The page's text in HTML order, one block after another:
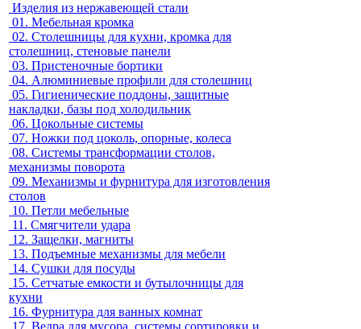
Изделия из нержавеющей стали
01. Мебельная кромка
02. Столешницы для кухни, кромка для
столешниц, стеновые панели
03. Пристеночные бортики
04. Алюминиевые профили для столешниц
05. Гигиенические поддоны, защитные
накладки, базы под холодильник
06. Цокольные системы
07. Ножки под цоколь, опорные, колеса
08. Системы трансформации столов,
механизмы поворота
09. Механизмы и фурнитура для изготовления
столов
10. Петли мебельные
11. Смягчители удара
12. Защелки, магниты
13. Подъемные механизмы для мебели
14. Сушки для посуды
15. Сетчатые емкости и бутылочницы для
кухни
16. Фурнитура для ванных комнат
17. Ведра для мусора, системы сортировки и